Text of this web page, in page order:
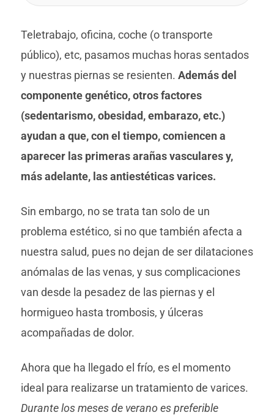
Teletrabajo, oficina, coche (o transporte
público), etc, pasamos muchas horas sentados
y nuestras piernas se resienten. Además del
componente genético, otros factores
(sedentarismo, obesidad, embarazo, etc.)
ayudan a que, con el tiempo, comiencen a
aparecer las primeras arañas vasculares y,
más adelante, las antiestéticas varices.
Sin embargo, no se trata tan solo de un
problema estético, si no que también afecta a
nuestra salud, pues no dejan de ser dilataciones
anómalas de las venas, y sus complicaciones
van desde la pesadez de las piernas y el
hormigueo hasta trombosis, y úlceras
acompañadas de dolor.
Ahora que ha llegado el frío, es el momento
ideal para realizarse un tratamiento de varices.
Durante los meses de verano es preferible